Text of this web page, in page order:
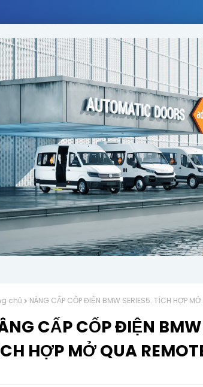
chủ NÂNG CẤP CỐP ĐIỆN BMW SERIES5. TÍCH HỢP MỞ
CẤP CỐP ĐIỆN BMW
HỢP MỞ QUA